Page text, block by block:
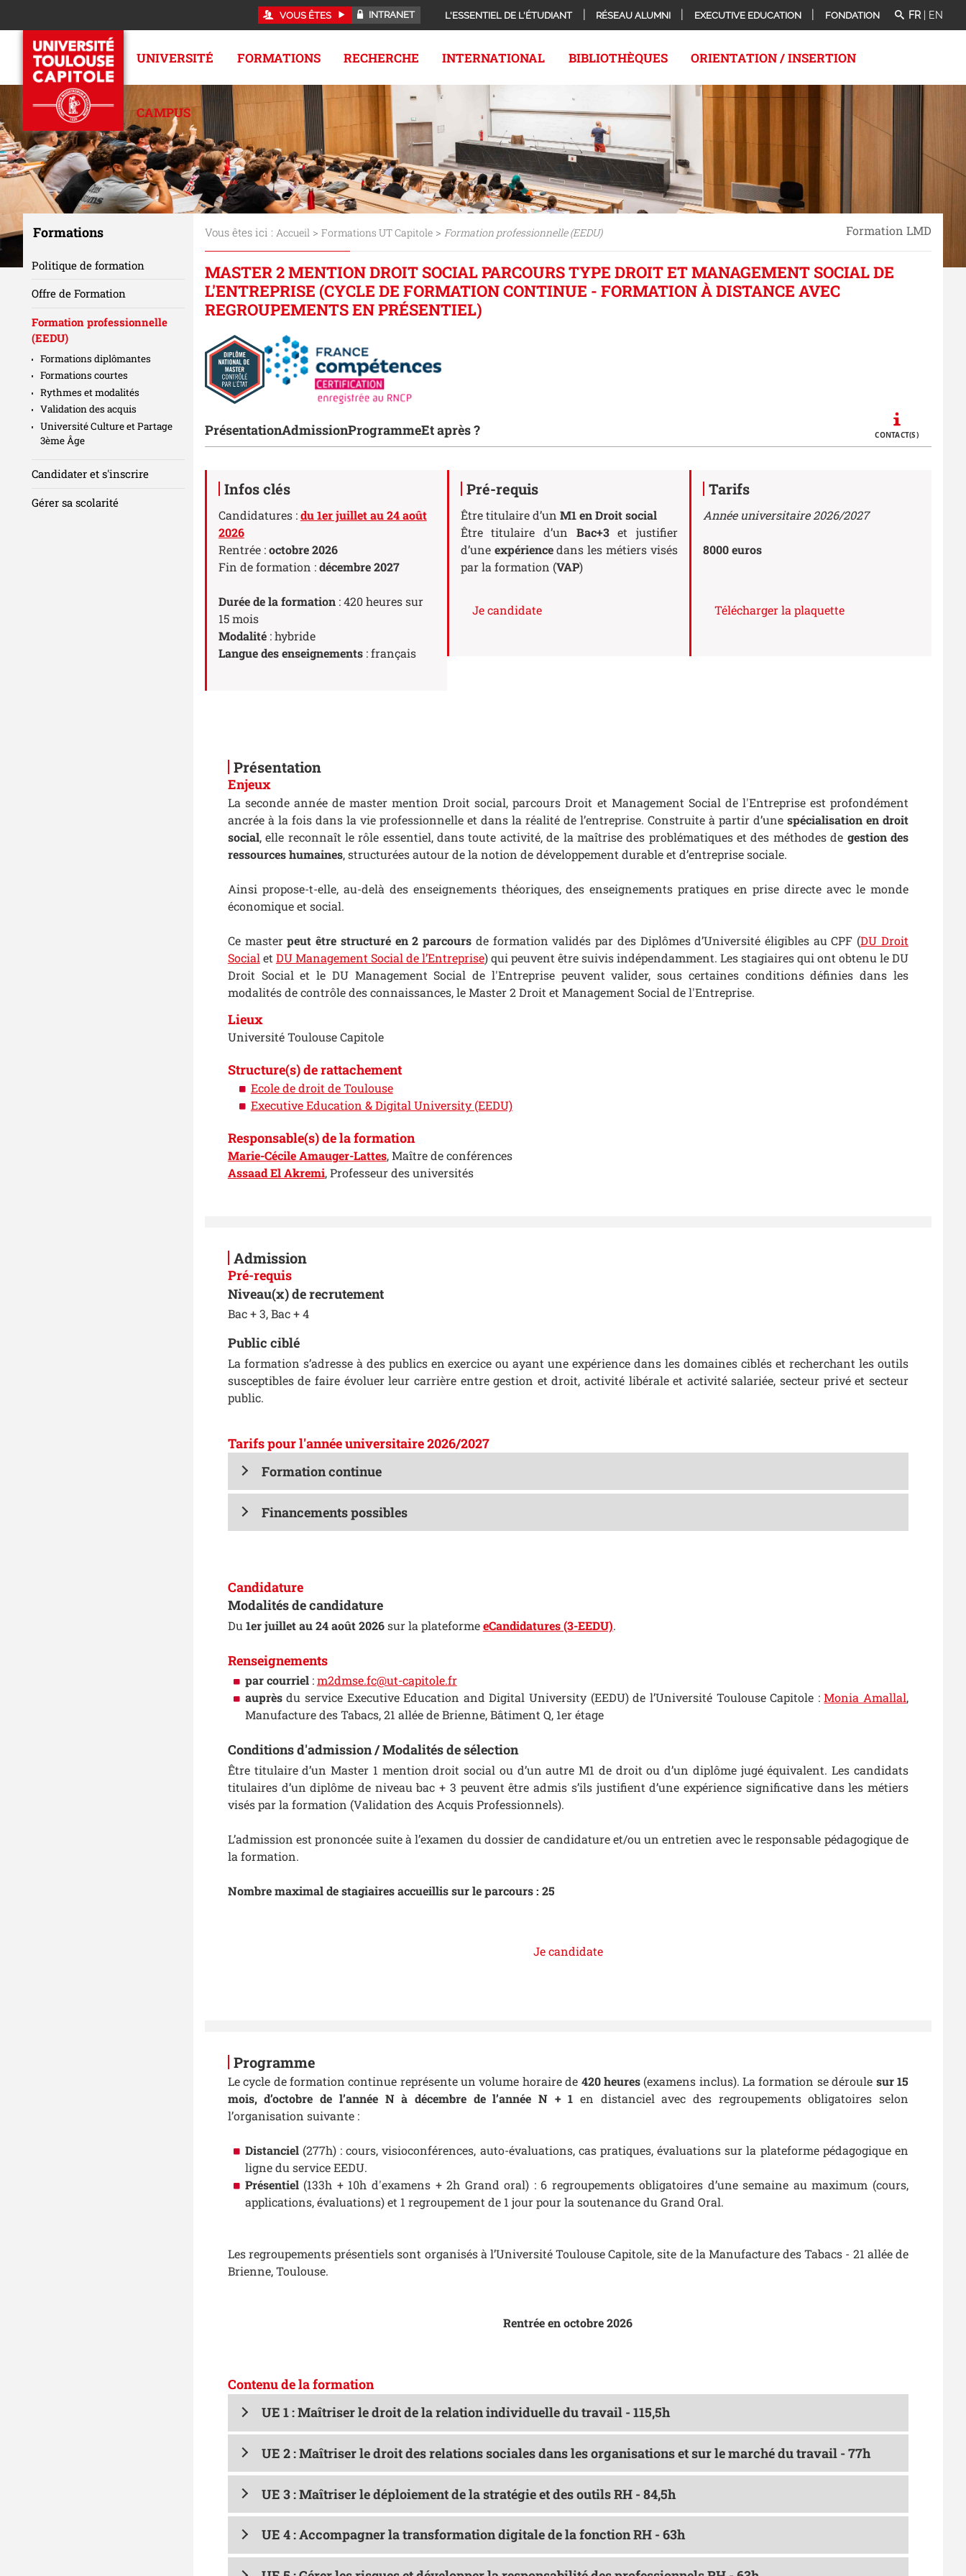
VOUS ÊTES INTRANET L'ESSENTIEL DE L'ÉTUDIANT RÉSEAU ALUMNI EXECUTIVE EDUCATION FONDATION FR EN
UNIVERSITÉ FORMATIONS RECHERCHE INTERNATIONAL BIBLIOTHÈQUES ORIENTATION / INSERTION
CAMPUS
Vous êtes ici : Accueil> Formations UT Capitole> Formation professionnelle (EEDU) Formation LMD
MASTER 2 MENTION DROIT SOCIAL PARCOURS TYPE DROIT ET MANAGEMENT SOCIAL DE
L'ENTREPRISE (CYCLE DE FORMATION CONTINUE - FORMATION À DISTANCE AVEC
REGROUPEMENTS EN PRÉSENTIEL)
Accéder aux sections de la fiche
PrésentationAdmissionProgrammeEt après ?
Call to actions
CONTACT(S)
Infos clés
Candidatures :du 1er juillet au 24 août
2026
Rentrée :octobre 2026
Fin de formation :décembre 2027
Durée de la formation: 420 heures sur
15 mois
Modalité : hybride
Langue des enseignements: français
Pré-requis
Être titulaire d’un M1 en Droitsocial
Être titulaire d’un Bac+3et justifier
d’une expériencedans les métiers visés
par la formation (VAP)
Je candidate
Tarifs
Année universitaire 2026/2027
8000 euros
Télécharger la plaquette
Présentation
Enjeux
La seconde année de master mention Droit social, parcours Droit et Management Social de l'Entreprise est profondément
ancrée à la fois dans la vie professionnelle et dans la réalité de l’entreprise. Construite à partir d’une spécialisation en droit
social, elle reconnaît le rôle essentiel, dans toute activité, de la maîtrise des problématiques et des méthodes de gestion des
ressources humaines, structurées autour de la notion de développement durable et d’entreprise sociale.
Ainsi propose-t-elle, au-delà des enseignements théoriques, des enseignements pratiques en prise directe avec le monde
économique et social.
Ce masterpeut être structuré en 2 parcours de formation validés par des Diplômes d’Université éligibles au CPF (DU Droit
Social et DU Management Social de l’Entreprise) qui peuvent être suivis indépendamment. Les stagiaires qui ont obtenu le DU
Droit Social et le DU Management Social de l'Entreprise peuvent valider, sous certaines conditions définies dans les
modalités de contrôle des connaissances, le Master 2 Droit et Management Social de l'Entreprise.
Lieux
Université Toulouse Capitole
Structure(s) de rattachement
Ecole de droit de Toulouse
Executive Education & Digital University (EEDU)
Responsable(s) de la formation
Marie-Cécile Amauger-Lattes, Maître de conférences
Assaad El Akremi, Professeur des universités
Admission
Pré-requis
Niveau(x) de recrutement
Bac + 3, Bac + 4
Public ciblé
La formation s’adresse à des publics en exercice ou ayant une expérience dans les domaines ciblés et recherchant les outils
susceptibles de faire évoluer leur carrière entre gestion et droit, activité libérale et activité salariée, secteur privé et secteur
public.
Tarifs pour l'année universitaire 2026/2027
Formation continue
Financements possibles
Candidature
Modalités de candidature
Du 1er juillet au 24 août 2026sur la plateformeeCandidatures (3-EEDU).
Renseignements
par courriel:m2dmse.fc@ut-capitole.fr
auprèsdu service Executive Education and Digital University (EEDU) de l’Université Toulouse Capitole :Monia Amallal,
Manufacture des Tabacs, 21 allée de Brienne, Bâtiment Q, 1er étage
Conditions d'admission / Modalités de sélection
Être titulaire d’un Master 1 mention droit social ou d’un autre M1 de droit ou d’un diplôme jugé équivalent. Les candidats
titulaires d’un diplôme de niveau bac + 3 peuvent être admis s’ils justifient d’une expérience significative dans les métiers
visés par la formation (Validation des Acquis Professionnels).
L’admission est prononcée suite à l’examen du dossier de candidature et/ou un entretien avec le responsable pédagogique de
la formation.
Nombre maximal de stagiaires accueillis sur le parcours : 25
Je candidate
Programme
Le cycle de formation continue représente un volume horaire de 420 heures(examens inclus). La formation se déroule sur 15
mois, d’octobre de l’année N à décembre de l’année N + 1 en distanciel avec des regroupements obligatoires selon
l’organisation suivante :
Distanciel (277h) : cours, visioconférences, auto-évaluations, cas pratiques, évaluations sur la plateforme pédagogique en
ligne du service EEDU.
Présentiel (133h + 10h d'examens + 2h Grand oral) : 6 regroupements obligatoires d’une semaine au maximum (cours,
applications, évaluations) et 1 regroupement de 1 jour pour la soutenance du Grand Oral.
Les regroupements présentiels sont organisés à l’Université Toulouse Capitole, site de la Manufacture des Tabacs - 21 allée de
Brienne, Toulouse.
Rentrée en octobre 2026
Contenu de la formation
UE 1 : Maîtriser le droit de la relation individuelle du travail - 115,5h
UE 2 : Maîtriser le droit des relations sociales dans les organisations et sur le marché du travail - 77h
UE 3 : Maîtriser le déploiement de la stratégie et des outils RH - 84,5h
UE 4 : Accompagner la transformation digitale de la fonction RH - 63h
Formations
Politique de formation
Offre de Formation
Formation professionnelle
(EEDU)
Formations diplômantes
Formations courtes
Rythmes et modalités
Validation des acquis
Université Culture et Partage
3ème Âge
Candidater et s'inscrire
Gérer sa scolarité